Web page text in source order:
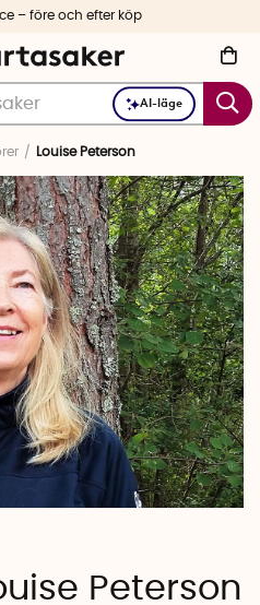
AI-läge
– före och efter köp
Louise Peterson
Peterson